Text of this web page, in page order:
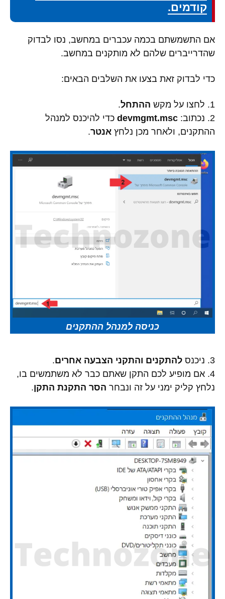
קודמים.
אם התשמשתם בכמה עכברים במחשב, נסו לבדוק
שהדרייברים שלהם לא מותקנים במחשב.
כדי לבדוק זאת בצעו את השלבים הבאים:
1. לחצו על מקש ההתחל.
2. נכתוב:
devmgmt.msc כדי להיכנס למנהל
ההתקנים, ולאחר מכן נלחץ אנטר.
כניסה למנהל ההתקנים
3. ניכנס להתקנים והתקני הצבעה אחרים.
4. אם מופיע לכם התקן שאתם כבר לא משתמשים בו,
נלחץ קליק ימני על זה ונבחר הסר התקנת התקן.